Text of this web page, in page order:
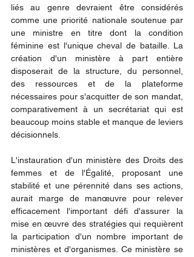
liés au genre devraient être considérés
comme une priorité nationale soutenue par
une ministre en titre dont la condition
féminine est l'unique cheval de bataille. La
création d'un ministère à part entière
disposerait de la structure, du personnel,
des ressources et de la plateforme
nécessaires pour s'acquitter de son mandat,
comparativement à un secrétariat qui est
beaucoup moins stable et manque de leviers
décisionnels.
L'instauration d'un ministère des Droits des
femmes et de l'Égalité, proposant une
stabilité et une pérennité dans ses actions,
aurait marge de manœuvre pour relever
efficacement l'important défi d'assurer la
mise en œuvre des stratégies qui requièrent
la participation d'un nombre important de
ministères et d'organismes. Ce ministère se